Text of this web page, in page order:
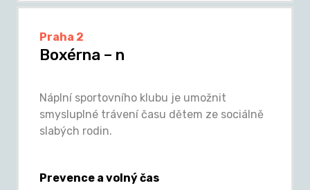
Praha 2
Boxérna – n
Náplní sportovního klubu je umožnit
smysluplné trávení času dětem ze sociálně
slabých rodin.
Prevence a volný čas